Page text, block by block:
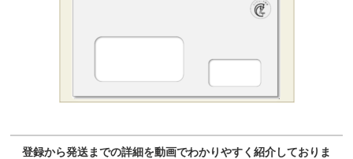
登録から発送までの詳細を動画でわかりやすく紹介しておりま